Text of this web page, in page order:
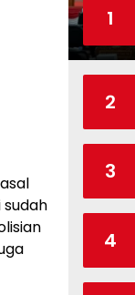
sudah
1
2
3
4